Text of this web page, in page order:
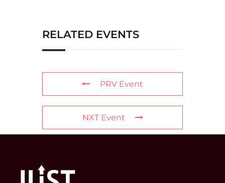
RELATED EVENTS
PRV Event
NXT Event